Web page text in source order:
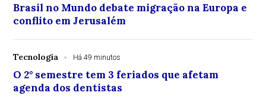
Brasil no Mundo debate migração na Europa e
conflito em Jerusalém
Tecnologia Há 49 minutos
O 2° semestre tem 3 feriados que afetam
agenda dos dentistas